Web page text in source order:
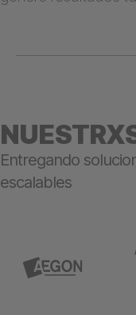
Entregando
escalables